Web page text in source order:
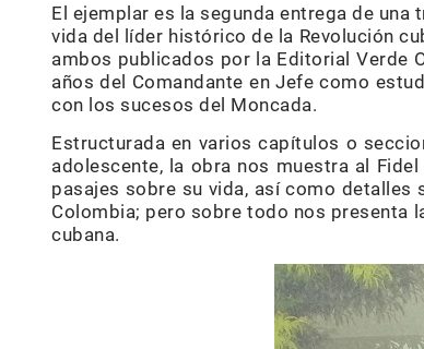
El ejemplar es la segunda entrega de
vida del líder histórico de la Revolución
ambos publicados por la Editorial Verde
años del Comandante en Jefe como
con los sucesos del Moncada.
Estructurada en varios capítulos o
adolescente, la obra nos muestra al
pasajes sobre su vida, así como
Colombia; pero sobre todo nos presenta
cubana.